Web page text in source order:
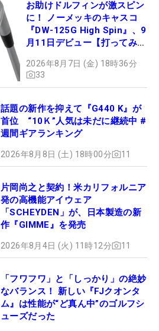
お助けドルフィンが激スピン
に！ ノーメッキのキャスコ
『DW-125G High Spin』、9
月11日デビュー【打ってみ
2026年8月7日 (金) 18時36分
33
話題の新作を抑えて『G440 K』が
首位 “10Ｋ”人気は未だに継続中 #
週間ギアランキング
2026年8月8日 (土) 18時00分 11
片岡尚之と契約！米カリフォルニア
発の高機能アイウェア
「SCHEYDEN」が、日本製造の新
作『GIMME』を発売
2026年8月4日 (火) 11時12分 11
「フワフワ」と「しっかり」の絶妙
なバランス！ 新しい『FJクオンタ
ム』は性能が“ど真ん中”のゴルフシ
ューズだった